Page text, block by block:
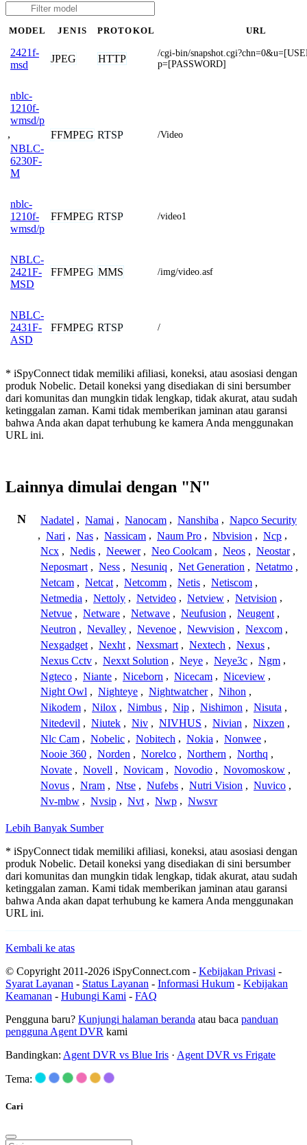
MODEL JENIS PROTOKOL URL
2421f-
msd
JPEG HTTP
/cgi-bin/
p=[PASSWORD]
nblc-
1210f-
wmsd/p
,
NBLC-
6230F-
M
FFMPEG RTSP /Video
nblc-
1210f-
wmsd/p
FFMPEG RTSP /video1
NBLC-
2421F-
MSD
FFMPEG MMS /img/video.asf
NBLC-
2431F-
ASD
FFMPEG RTSP /
* iSpyConnect tidak memiliki afiliasi, koneksi, atau asosiasi dengan
produk Nobelic. Detail koneksi yang disediakan di sini bersumber
dari komunitas dan mungkin tidak lengkap, tidak akurat, atau sudah
ketinggalan zaman. Kami tidak memberikan jaminan atau garansi
bahwa Anda akan dapat terhubung ke kamera Anda menggunakan
URL ini.
Lainnya dimulai dengan "N"
N Nadatel , Namai , Nanocam , Nanshiba , Napco Security
, Nari , Nas , Nassicam , Naum Pro , Nbvision , Ncp ,
Ncx , Nedis , Neewer , Neo Coolcam , Neos , Neostar ,
Neposmart , Ness , Nesuniq , Net Generation , Netatmo ,
Netcam , Netcat , Netcomm , Netis , Netiscom ,
Netmedia , Nettoly , Netvideo , Netview , Netvision ,
Netvue , Netware , Netwave , Neufusion , Neugent ,
Neutron , Nevalley , Nevenoe , Newvision , Nexcom ,
Nexgadget , Nexht , Nexsmart , Nextech , Nexus ,
Nexus Cctv , Nexxt Solution , Neye , Neye3c , Ngm ,
Ngteco , Niante , Niceborn , Nicecam , Niceview ,
Night Owl , Nighteye , Nightwatcher , Nihon ,
Nikodem , Nilox , Nimbus , Nip , Nishimon , Nisuta ,
Nitedevil , Niutek , Niv , NIVHUS , Nivian , Nixzen ,
Nlc Cam , Nobelic , Nobitech , Nokia , Nonwee ,
Nooie 360 , Norden , Norelco , Northern , Northq ,
Novate , Novell , Novicam , Novodio , Novomoskow ,
Novus , Nram , Ntse , Nufebs , Nutri Vision , Nuvico ,
Nv-mbw , Nvsip , Nvt , Nwp , Nwsvr
Lebih Banyak Sumber
* iSpyConnect tidak memiliki afiliasi, koneksi, atau asosiasi dengan
produk Nobelic. Detail koneksi yang disediakan di sini bersumber
dari komunitas dan mungkin tidak lengkap, tidak akurat, atau sudah
ketinggalan zaman. Kami tidak memberikan jaminan atau garansi
bahwa Anda akan dapat terhubung ke kamera Anda menggunakan
URL ini.
Kembali ke atas
© Copyright 2011-2026 iSpyConnect.com - Kebijakan Privasi -
Syarat Layanan - Status Layanan - Informasi Hukum - Kebijakan
Keamanan - Hubungi Kami - FAQ
Pengguna baru? Kunjungi halaman beranda atau baca panduan
pengguna Agent DVR kami
Bandingkan: Agent DVR vs Blue Iris · Agent DVR vs Frigate
Tema:
Cari